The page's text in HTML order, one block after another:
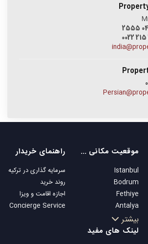
موقعیت مکانی های محبوب
Istanbul
Bodrum
Fethiye
Antalya
Kalkan
Alanya
بیشتر
راهنمای خریدار
سرمایه گذاری در ترکیه
روند خرید
اجازه اقامت و ویزا
Concierge Service
لینک های مفید